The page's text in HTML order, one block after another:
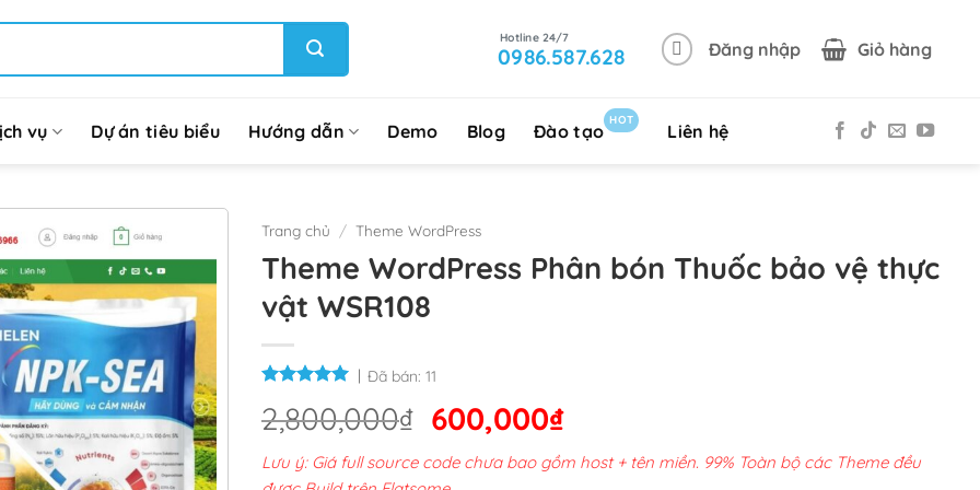
0986.587.628 Đăng nhập Giỏ hàng
vụ Dự án tiêu biểu Hướng dẫn Demo Blog Đào tạo
HOT
Liên hệ
Trang chủ / Theme WordPress
Theme WordPress Phân bón Thuốc bảo vệ thực
vật WSR108
Đã bán: 11
2,800,000₫ Giá
gốc
là:
600,000₫Giá
hiện
tại
Lưu ý: Giá full source code chưa bao gồm host + tên miền. 99% Toàn bộ các Theme đều